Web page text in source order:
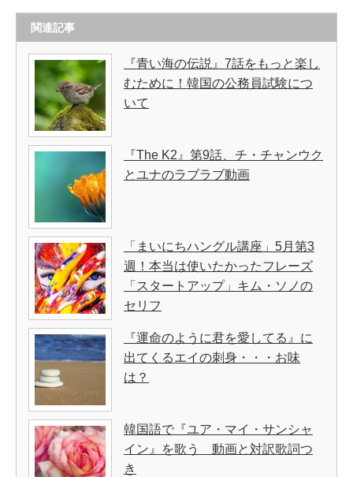
関連記事
『青い海の伝説』7話をもっと楽し
むために！韓国の公務員試験につ
いて
『The K2』第9話、チ・チャンウク
とユナのラブラブ動画
「まいにちハングル講座」5月第3
週！本当は使いたかったフレーズ
「スタートアップ」キム・ソノの
セリフ
『運命のように君を愛してる』に
出てくるエイの刺身・・・お味
は？
韓国語で『ユア・マイ・サンシャ
イン』を歌う 動画と対訳歌詞つ
き